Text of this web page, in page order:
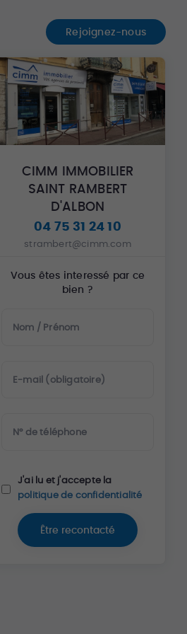
Rejoignez-nous
CIMM IMMOBILIER
SAINT RAMBERT
D'ALBON
04 75 31 24 10
strambert@cimm.com
Vous êtes interessé par ce
bien ?
Nom / Prénom
E-mail (obligatoire)
N° de téléphone
J'ai lu et j'accepte la
politique de confidentialité
Être recontacté